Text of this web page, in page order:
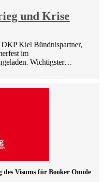
und Krise
Kiel Bündnispartner,
im
Wichtigster…
des Visums für Booker Omole